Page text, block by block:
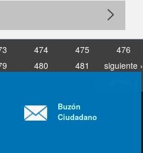
474 475
476
480 481
siguiente ›
Buzón
Ciudadano